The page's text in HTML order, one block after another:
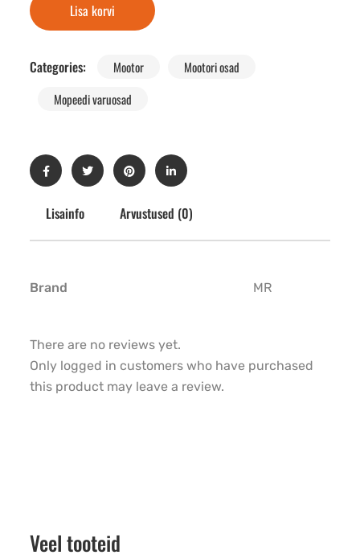
Lisa korvi
Categories: Mootor
Mootori osad
Mopeedi varuosad
Lisainfo Arvustused (0)
Brand MR
There are no reviews yet.
Only logged in customers who have purchased
this product may leave a review.
Veel tooteid